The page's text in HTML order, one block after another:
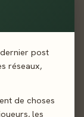
post
réseaux,
de choses
les
Confiance de
les
qui suit :